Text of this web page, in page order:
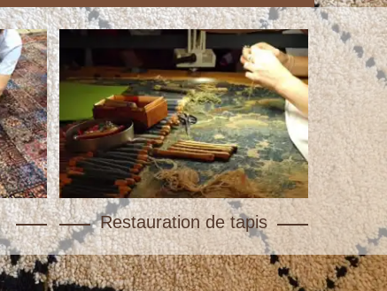
Restauration de tapis